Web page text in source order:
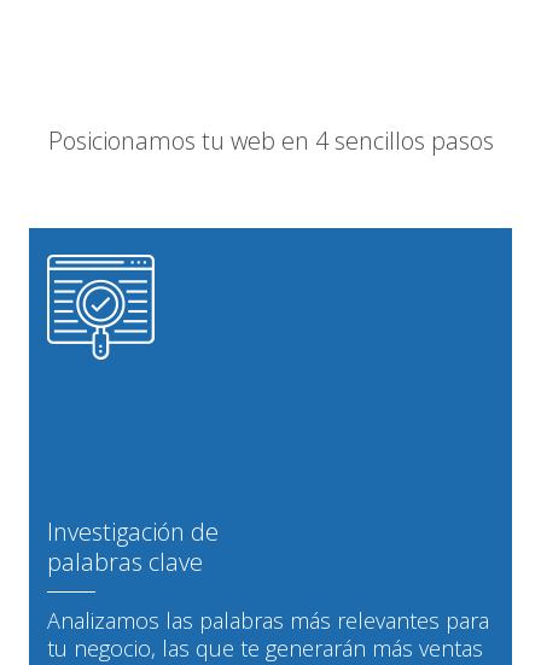
Posicionamos tu web en 4 sencillos pasos
Investigación de
palabras clave
Analizamos las palabras más relevantes para
tu negocio, las que te generarán más ventas